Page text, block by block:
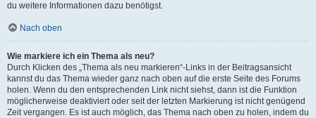
du weitere Informationen dazu benötigst.
Nach oben
Wie markiere ich ein Thema als neu?
Durch Klicken des „Thema als neu markieren“-Links in der Beitragsansicht
kannst du das Thema wieder ganz nach oben auf die erste Seite des Forums
holen. Wenn du den entsprechenden Link nicht siehst, dann ist die Funktion
möglicherweise deaktiviert oder seit der letzten Markierung ist nicht genügend
Zeit vergangen. Es ist auch möglich, das Thema nach oben zu holen, indem du